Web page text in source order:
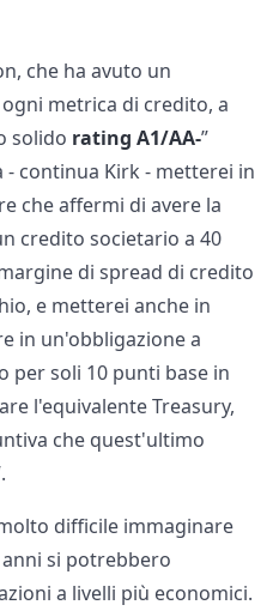
che ha avuto un
ogni metrica di credito, a
solido rating A1/AA-”
- continua Kirk - metterei in
che affermi di avere la
credito societario a 40
di spread di credito
e metterei anche in
in un'obbligazione a
per soli 10 punti base in
l'equivalente Treasury,
che quest'ultimo
difficile immaginare
si potrebbero
a livelli più economici.